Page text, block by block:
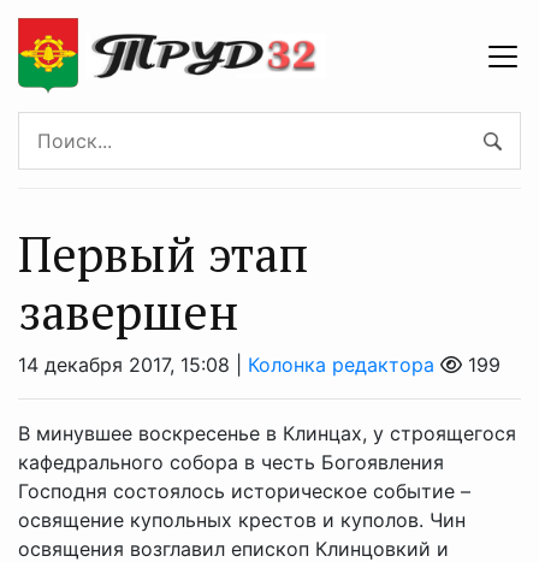
Первый этап
завершен
14 декабря 2017, 15:08 | Колонка редактора 199
В минувшее воскресенье в Клинцах, у строящегося
кафедрального собора в честь Богоявления
Господня состоялось историческое событие –
освящение купольных крестов и куполов. Чин
освящения возглавил епископ Клинцовкий и